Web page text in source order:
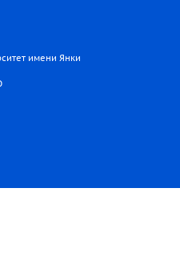
имени Янки